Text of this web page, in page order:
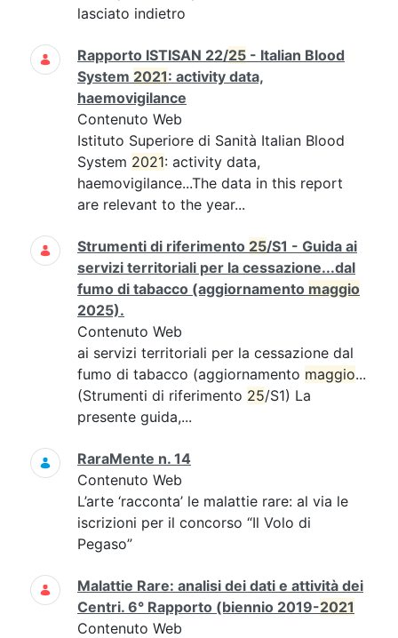
lasciato indietro
Rapporto ISTISAN 22/25 - Italian Blood
System 2021: activity data,
haemovigilance
Contenuto Web
Istituto Superiore di Sanità Italian Blood
System 2021: activity data,
haemovigilance...The data in this report
are relevant to the year...
Strumenti di riferimento 25/S1 - Guida ai
servizi territoriali per la cessazione...dal
fumo di tabacco (aggiornamento maggio
2025).
Contenuto Web
ai servizi territoriali per la cessazione dal
fumo di tabacco (aggiornamento maggio...
(Strumenti di riferimento 25/S1) La
presente guida,...
RaraMente n. 14
Contenuto Web
L’arte ‘racconta’ le malattie rare: al via le
iscrizioni per il concorso “Il Volo di
Pegaso”
Malattie Rare: analisi dei dati e attività dei
Centri. 6° Rapporto (biennio 2019-2021
Contenuto Web